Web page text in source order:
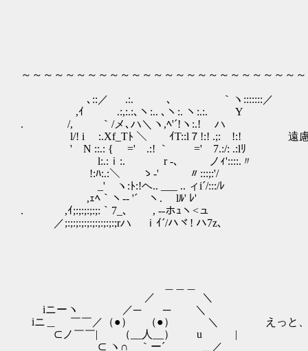
～～～～～～～～～～～～～～～～～～～～～～～～～
､::／ .:. ､ ｀ヽ:::::::／
,ｲ .:,:.:､ヽ:.. ､ヽ:. ヽ:.:. Y
. /, ｀/メ､ハ＼ヽ,ﾍ'´!ヽ:.! ハ
l/! i :.Xf_Tﾄ ＼ ｲT::l７!:! .;: !:! 遠慮し
' N ::.: { ゞ=' .:! ｀ ゞ=' 7.:/: .:lﾘ
l:.:ｉ:.ゝ r -､ ノｨ'::::.〃
!:ﾊ:.:＼ ゝ-' 〃:::;:'/
_' ヽ:ﾄ:!ヘ.. ___ .. ィi´/:::/ﾚ
,ｪﾍ｀ヽ-‐ '´￣ヽ. lﾙ' ﾚ'
. ,ｲ;:;:;:;:;:｀7_､ , -‐ホｭヽ<ュ
／;:;:;:;:;:;:;:;:;:;rハ ｉｲ´/ハヾ! ハ7z､
／ ＼
iニーヽ ／─ ─ ＼
iニ＿ ￣￣／（●） （●） ＼ えっと、じ
⊂ノ￣￣| （__人__） u |
⊂ ヽ∩ ｀ー´ ＿／